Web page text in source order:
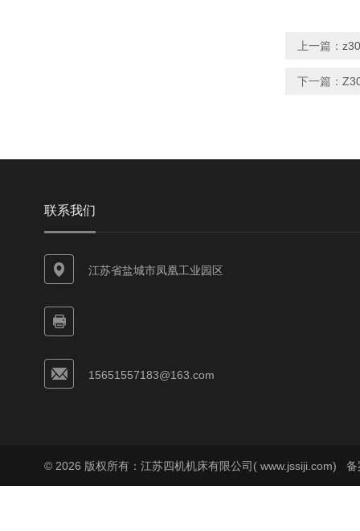
上一篇：
下一篇：
联系我们
江苏省盐城市凤凰工业园区
15651557183@163.com
© 2026 版权所有：江苏四机机床有限公司( www.jssiji.com) 备